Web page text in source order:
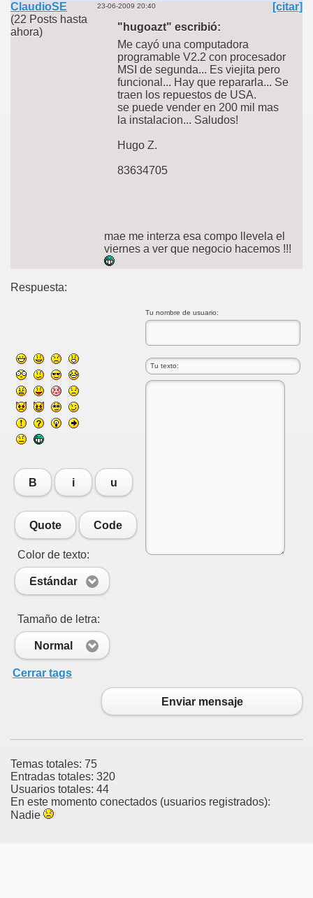
ClaudioSE
(22 Posts hasta
ahora)
23-06-2009 20:40
[citar]
"hugoazt" escribió:
Me cayó una computadora
programable V2.2 con procesador
MSI de segunda... Es viejita pero
funcional... Hay que repararla... Se
traen los repuestos de USA.
se puede vender en 200 mil mas
la instalacion... Saludos!
Hugo Z.
83634705
mae me interza esa compo llevela el
viernes a ver que negocio hacemos !!!
Respuesta:
Tu nombre de usuario:
B i u
Quote Code
Color de texto:
Estándar
Tamaño de letra:
Normal
Cerrar tags
Enviar mensaje
Temas totales: 75
Entradas totales: 320
Usuarios totales: 44
En este momento conectados (usuarios registrados):
Nadie